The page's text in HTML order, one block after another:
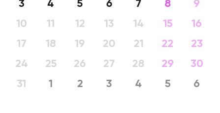
3
4 5 6 7 8
9
10
11 12 13 14 15
16
17
18 19 20 21 22
23
24
25 26 27 28 29
30
31
1 2 3 4 5 6